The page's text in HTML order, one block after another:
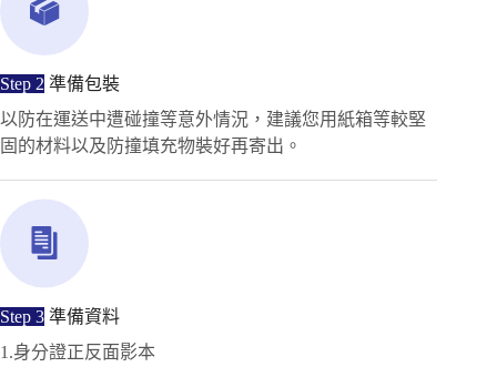
Step 2 準備包裝
以防在運送中遭碰撞等意外情況，建議您用紙箱等較堅
固的材料以及防撞填充物裝好再寄出。
Step 3 準備資料
1.身分證正反面影本